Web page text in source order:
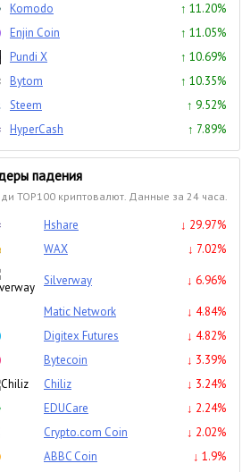
Komodo
↑ 11.20%
Enjin Coin
↑ 11.05%
Pundi X
↑ 10.69%
Bytom
↑ 10.35%
Steem
↑ 9.52%
HyperCash
↑ 7.89%
падения
TOP100 криптовалют. Данные за 24 часа.
Hshare
↓ 29.97%
WAX
↓ 7.02%
Silverway ↓ 6.96%
Matic Network
↓ 4.84%
Digitex Futures
↓ 4.82%
Bytecoin
↓ 3.39%
Chiliz
↓ 3.24%
EDUCare
↓ 2.24%
Crypto.com Coin
↓ 2.02%
ABBC Coin
↓ 1.9%